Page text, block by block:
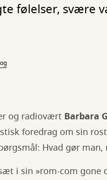
følelser, svære
og radiovært Barbara
foredrag om sin
Hvad gør
i sin »rom-com gone